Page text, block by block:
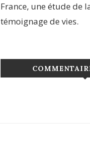
France, une étude de
témoignage de vies.